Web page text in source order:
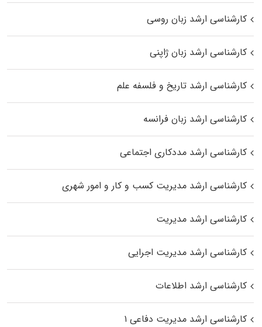
کارشناسی ارشد زبان روسی
کارشناسی ارشد زبان ژاپنی
کارشناسی ارشد تاریخ و فلسفه علم
کارشناسی ارشد زبان فرانسه
کارشناسی ارشد مددکاری اجتماعی
کارشناسی ارشد مدیریت کسب و کار و امور شهری
کارشناسی ارشد مدیریت
کارشناسی ارشد مدیریت اجرایی
کارشناسی ارشد اطلاعات
کارشناسی ارشد مدیریت دفاعی ۱